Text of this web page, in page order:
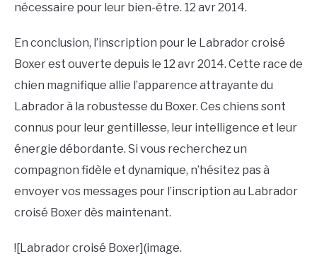
nécessaire pour leur bien-être. 12 avr 2014.
En conclusion, l’inscription pour le Labrador croisé
Boxer est ouverte depuis le 12 avr 2014. Cette race de
chien magnifique allie l’apparence attrayante du
Labrador à la robustesse du Boxer. Ces chiens sont
connus pour leur gentillesse, leur intelligence et leur
énergie débordante. Si vous recherchez un
compagnon fidèle et dynamique, n’hésitez pas à
envoyer vos messages pour l’inscription au Labrador
croisé Boxer dès maintenant.
![Labrador croisé Boxer](image.